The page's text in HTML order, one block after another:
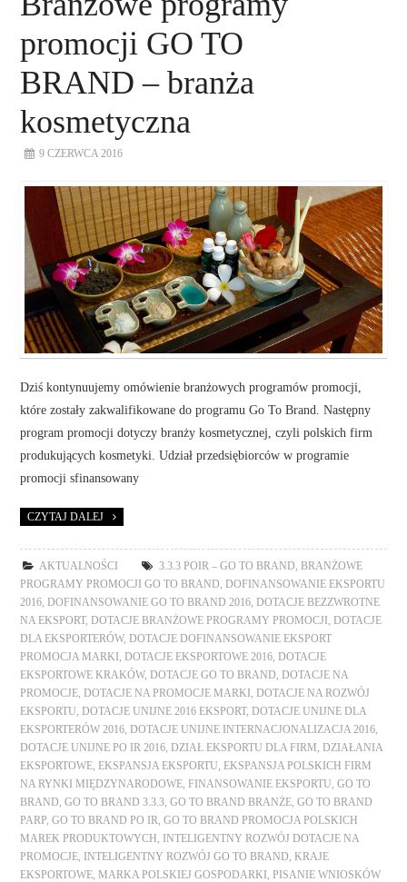
promocji GO TO
BRAND – branża
kosmetyczna
9 CZERWCA 2016
Dziś kontynuujemy omówienie branżowych programów promocji,
które zostały zakwalifikowane do programu Go To Brand. Następny
program promocji dotyczy branży kosmetycznej, czyli polskich firm
produkujących kosmetyki. Udział przedsiębiorców w programie
promocji sfinansowany
CZYTAJ DALEJ
AKTUALNOŚCI 3.3.3 POIR – GO TO BRAND ,BRANŻOWE
PROGRAMY PROMOCJI GO TO BRAND ,DOFINANSOWANIE EKSPORTU
2016 ,DOFINANSOWANIE GO TO BRAND 2016 ,DOTACJE BEZZWROTNE
NA EKSPORT,DOTACJE BRANŻOWE PROGRAMY PROMOCJI ,DOTACJE
DLA EKSPORTERÓW,DOTACJE DOFINANSOWANIE EKSPORT
PROMOCJA MARKI
,DOTACJE EKSPORTOWE 2016 ,DOTACJE
EKSPORTOWE KRAKÓW,DOTACJE GO TO BRAND ,DOTACJE NA
PROMOCJE ,DOTACJE NA PROMOCJE MARKI ,DOTACJE NA ROZWÓJ
EKSPORTU ,DOTACJE UNIJNE 2016 EKSPORT,DOTACJE UNIJNE DLA
EKSPORTERÓW 2016 ,DOTACJE UNIJNE INTERNACJONALIZACJA 2016
DOTACJE UNIJNE PO IR 2016 ,DZIAŁ EKSPORTU DLA FIRM ,DZIAŁANIA
EKSPORTOWE ,EKSPANSJA EKSPORTU ,EKSPANSJA POLSKICH FIRM
NA RYNKI MIĘDZYNARODOWE ,FINANSOWANIE EKSPORTU ,GO TO
BRAND ,GO TO BRAND 3.3.3 ,GO TO BRAND BRANŻE ,GO TO BRAND
PARP ,GO TO BRAND PO IR ,GO TO BRAND PROMOCJA POLSKICH
MAREK PRODUKTOWYCH
INTELIGENTNY ROZWÓJ DOTACJE NA
PROMOCJE
INTELIGENTNY ROZWÓJ GO TO BRAND ,KRAJE
EKSPORTOWE ,MARKA POLSKIEJ GOSPODARKI ,PISANIE WNIOSKÓW